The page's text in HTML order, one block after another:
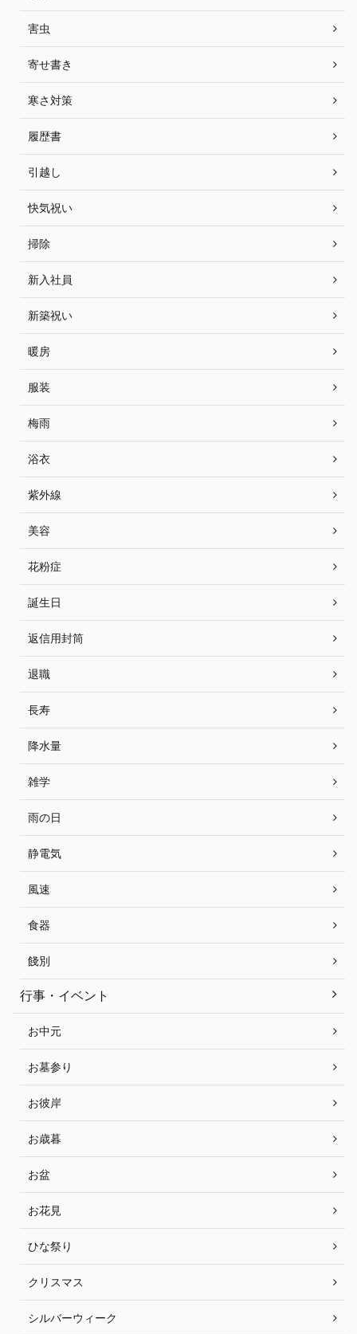
害虫
寄せ書き
寒さ対策
履歴書
引越し
快気祝い
掃除
新入社員
新築祝い
暖房
服装
梅雨
浴衣
紫外線
美容
花粉症
誕生日
返信用封筒
退職
長寿
降水量
雑学
雨の日
静電気
風速
食器
餞別
行事・イベント
お中元
お墓参り
お彼岸
お歳暮
お盆
お花見
ひな祭り
クリスマス
シルバーウィーク